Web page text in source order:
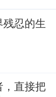
忍的生
直接把